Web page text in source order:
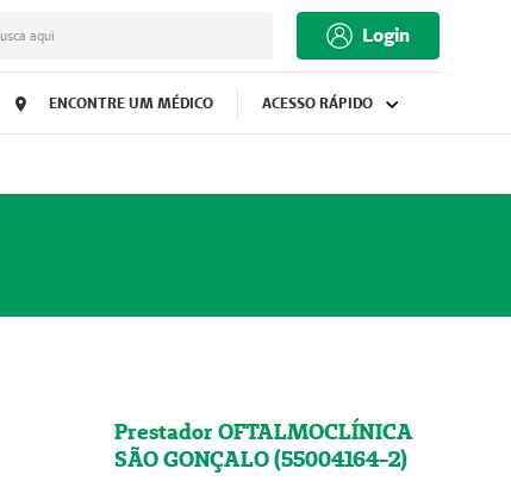
aqui Login
ENCONTRE UM MÉDICO ACESSO RÁPIDO
Prestador OFTALMOCLÍNICA
SÃO GONÇALO (55004164-2)